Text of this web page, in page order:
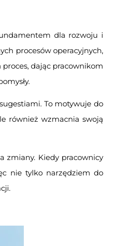
dla rozwoju i
procesów operacyjnych,
dając pracownikom
To motywuje do
również wzmacnia swoją
zmiany. Kiedy pracownicy
nie tylko narzędziem do